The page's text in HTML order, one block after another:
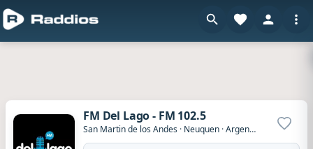
FM Del Lago - FM 102.5
San Martin de los Andes · Neuquen ·Argentina